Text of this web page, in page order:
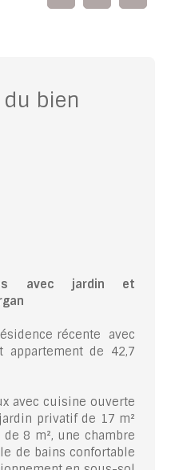
bien
avec jardin et
récente avec
appartement de 42,7
avec cuisine ouverte
privatif de 17 m²
8 m², une chambre
de bains confortable